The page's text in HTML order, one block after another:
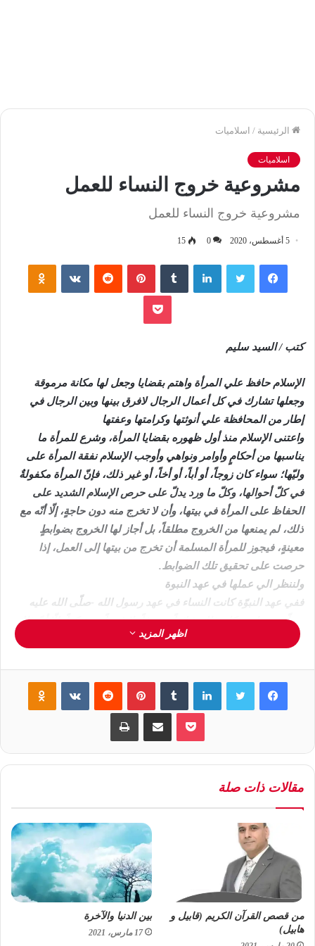
الرئيسية / اسلاميات
اسلاميات
مشروعية خروج النساء للعمل
مشروعية خروج النساء للعمل
5 أغسطس، 2020 0
15
فيسبوك تويتر لينكدإن بينتيريست
بوكيت
كتب / السيد سليم
الإسلام حافظ علي المرأة واهتم بقضايا وجعل لها مكانة مرموقة
وجعلها تشارك في كل أعمال الرجال لافرق بينها وبين الرجال في
إطار من المحافظة علي أنوثتها وكرامتها وعفتها
واعتنى الإسلام منذ أول ظهوره بقضايا المرأة، وشرع للمرأة ما
يناسبها من أحكامٍ وأوامر ونواهي وأوجب الإسلام نفقة المرأة على
وليّها؛ سواء كان زوجاً، أو أباً، أو أخاً، أو غير ذلك، فإنّ المرأة مكفولةٌ
في كلّ أحوالها، وكلّ ما ورد يدلّ على حرص الإسلام الشديد على
الحفاظ على المرأة في بيتها، وأن لا تخرج منه دون حاجةٍ، إلّا أنّه مع
ذلك، لم يمنعها من الخروج مطلقاً، بل أجاز لها الخروج بضوابطٍ
معينةٍ، فيجوز للمرأة المسلمة أن تخرج من بيتها إلى العمل، إذا
حرصت على تحقيق تلك الضوابط.
ولننظر الي عملها في عهد النبوة
ففي عهد النبوّة كانت النساء في عهد رسول الله -صلّى الله عليه
وسلّم- يعملن، وكان ذلك شائعاً معروفاً، لا غريباً مستنكراً، إلّا أنّ ذلك
كان منضبطاً بضوابط شرعيةٍ تحفظهنّ من الفتنة، وتحفظ المجتمع
الجرحى، وتطبيبهم، والقيام على رعايتهم، وكنّ يخرجن مع أرحامهن،
فيسقين الجيش، ويحضرن له الطعام وغير ذلك من المستلزمات،
ودليل ذلك ما روته أم عطيةٍ رضي الله عنها فقالت: (غزوتُ مع
فأصنع لهم الطعامَ، وأُداوي الجَرحى، وأقوم على المَرضى).
و في مجال الزراعة، فكانت النساء تقطف الثمار، وترعى الزرع، فقد
تقطف ثمار نخلها، فجاءها رجلٌ ينهاها عن ذلك، فقال لها رسول الله
صلّى الله عليه وسلّم: (بلى، فجدي نخلَكِ، فإنك عسى أن تصدَّقي أو
تفعلي معروفًا)
و العمل في مجال الأشغال اليدوية، فقد ورد عن رائطة زوجة ابن
مسعود -رضي الله عنهما- أنّها: (كانتِ امرأةً صَنَاعًا وليس لعبدِ اللهِ بنِ
مسعودٍ مالٌ، وكانت تُنفِقُ عليه وعلى ولدِه مِن ثمرةِ صنعتِها)
و في التعليم والفتوى، وإنّ ذلك جليٌ جداً في سير كثيرٍ من
اظهر المزيد
فيسبوك تويتر لينكدإن بينتيريست
بوكيت مشاركة عبر البريد طباعة
مقالات ذات صلة
من قصص القرآن الكريم (قابيل و
هابيل)
بين الدنيا والآخرة
17 مارس، 2021